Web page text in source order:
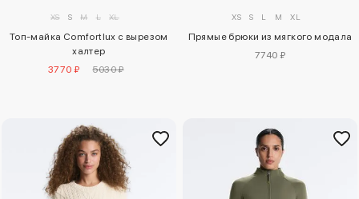
XS S M L XL
Топ-майка Comfortlux с вырезом
халтер
3770 ₽
5030 ₽
XS S L M XL
Прямые брюки из мягкого модала
7740 ₽